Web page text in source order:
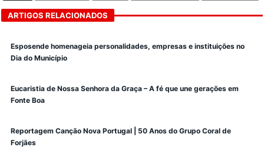
ARTIGOS RELACIONADOS
Esposende homenageia personalidades, empresas e instituições no
Dia do Município
Eucaristia de Nossa Senhora da Graça – A fé que une gerações em
Fonte Boa
Reportagem Canção Nova Portugal | 50 Anos do Grupo Coral de
Forjães